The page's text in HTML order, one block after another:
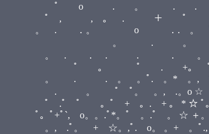
ﾟ o . 。 . . , . , ｏ
ﾟ , , 。 . ＋ ﾟ 。 。
。 . ．。 o ．. 。 ﾟ ﾟ
。 . 。 ． .ﾟo
。 . ． . . ． 。 ﾟ。 ,
ﾟ 。 ﾟ . +。 ﾟ *
。 . . 。 。ﾟ. 。* 。,
. 。 ﾟ ﾟ。 。, .。o
ﾟ .ﾟ ﾟ 。ﾟ + 。. + 。
ﾟ。ﾟ+ﾟ`, o。。.ﾟ*。ﾟ
。, .ﾟ。 + ☆。,ﾟ. o